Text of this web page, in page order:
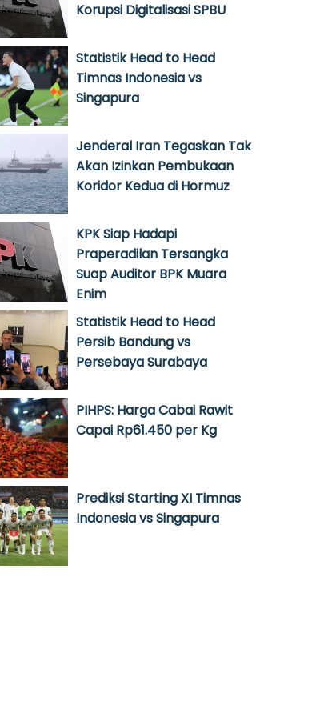
Korupsi Digitalisasi SPBU
Statistik Head to Head
Timnas Indonesia vs
Singapura
Jenderal Iran Tegaskan Tak
Akan Izinkan Pembukaan
Koridor Kedua di Hormuz
KPK Siap Hadapi
Praperadilan Tersangka
Suap Auditor BPK Muara
Enim
Statistik Head to Head
Persib Bandung vs
Persebaya Surabaya
PIHPS: Harga Cabai Rawit
Capai Rp61.450 per Kg
Prediksi Starting XI Timnas
Indonesia vs Singapura